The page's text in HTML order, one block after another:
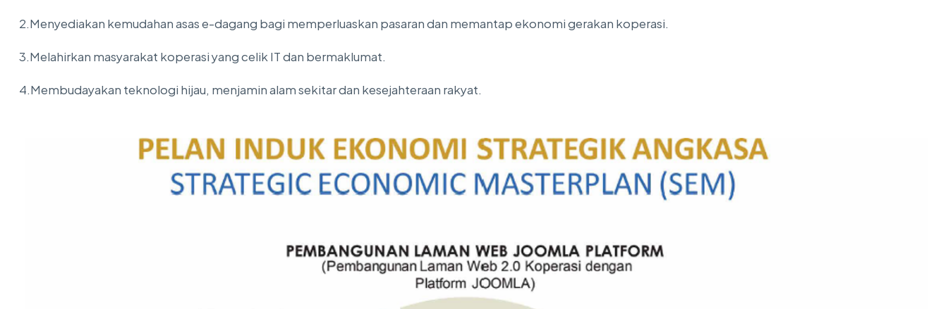
2.Menyediakan kemudahan asas e-dagang bagi memperluaskan pasaran dan memantap ekonomi gerakan koperasi.
3.Melahirkan masyarakat koperasi yang celik IT dan bermaklumat.
4.Membudayakan teknologi hijau, menjamin alam sekitar dan kesejahteraan rakyat.